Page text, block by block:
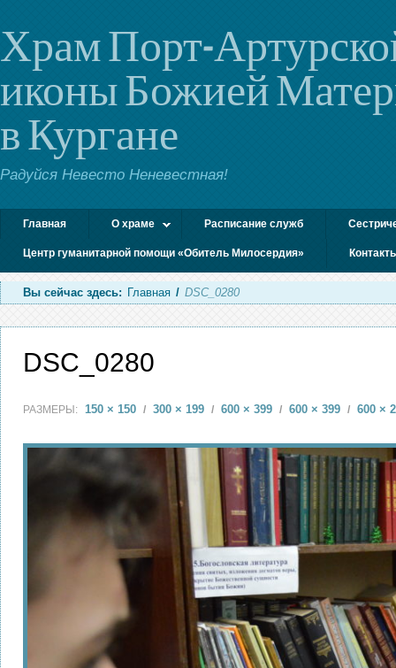
Храм Порт-
иконы Божией
в Кургане
Радуйся Невесто Неневестная!
Главная О храме Расписание служб
Центр гуманитарной помощи «Обитель Милосердия»
Вы сейчас здесь: Главная / DSC_0280
DSC_0280
РАЗМЕРЫ: 150 × 150 / 300 × 199 / 600 × 399 / 600 × 399 / 600 ×